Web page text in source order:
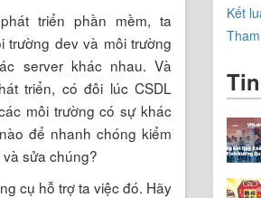
triển phần mềm, ta
trường dev và môi trường
server khác nhau. Và
triển, có đôi lúc CSDL
môi trường có sự khác
để nhanh chóng kiểm
sửa chúng?
cụ hỗ trợ ta việc đó. Hãy
Kết